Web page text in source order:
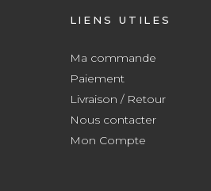
LIENS UTILES
Ma commande
Paiement
Livraison / Retour
Nous contacter
Mon Compte